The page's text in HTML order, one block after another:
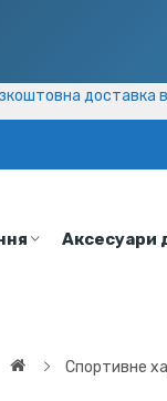
доставка
доставка
Аксесуари
Спортивне